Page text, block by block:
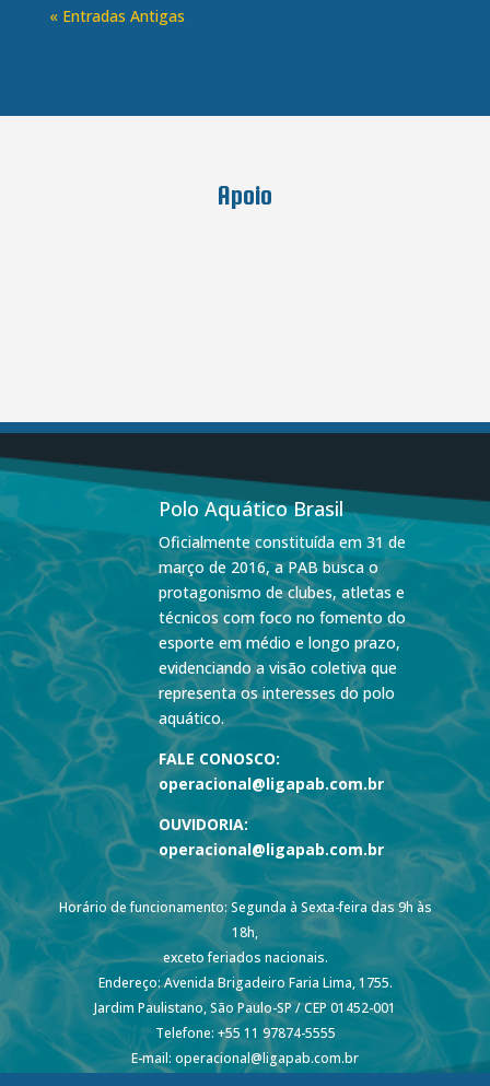
« Entradas Antigas
Apoio
Polo Aquático Brasil
Oficialmente constituída em 31 de
março de 2016, a PAB busca o
protagonismo de clubes, atletas e
técnicos com foco no fomento do
esporte em médio e longo prazo,
evidenciando a visão coletiva que
representa os interesses do polo
aquático.
FALE CONOSCO:
operacional@ligapab.com.br
OUVIDORIA:
operacional@ligapab.com.br
Horário de funcionamento: Segunda à Sexta-feira das 9h às
18h,
exceto feriados nacionais.
Endereço: Avenida Brigadeiro Faria Lima, 1755.
Jardim Paulistano, São Paulo-SP / CEP 01452-001
Telefone: +55 11 97874-5555
E-mail: operacional@ligapab.com.br